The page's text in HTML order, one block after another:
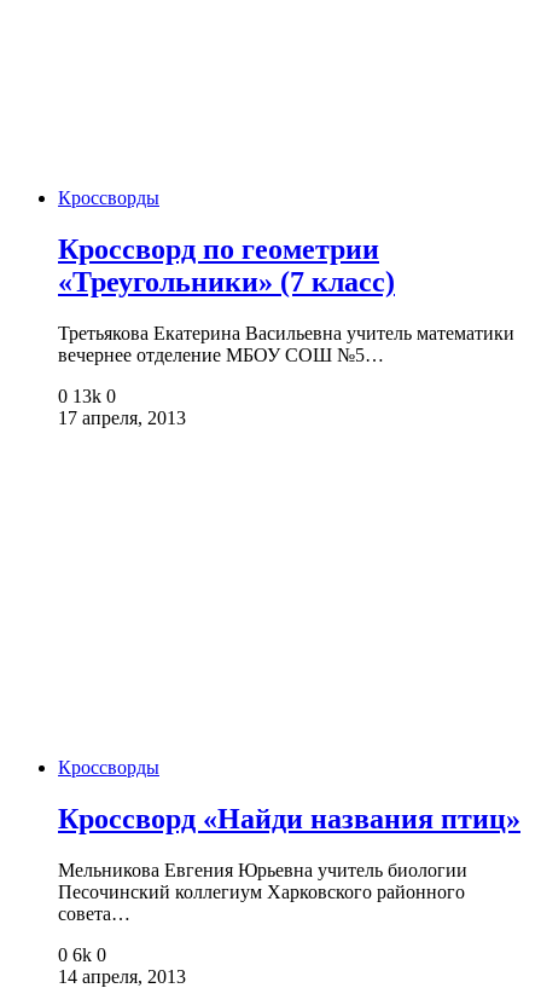
Кроссворды
Кроссворд по геометрии
«Треугольники» (7 класс)
Третьякова Екатерина Васильевна учитель математики
вечернее отделение МБОУ СОШ №5…
0 13k 0
17 апреля, 2013
Кроссворды
Кроссворд «Найди названия птиц»
Мельникова Евгения Юрьевна учитель биологии
Песочинский коллегиум Харковского районного
совета…
0 6k 0
14 апреля, 2013